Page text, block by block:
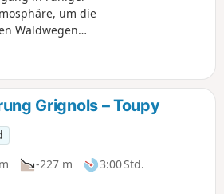
um die
Waldwegen
Grignols – Toupy
-227 m
3:00 Std.